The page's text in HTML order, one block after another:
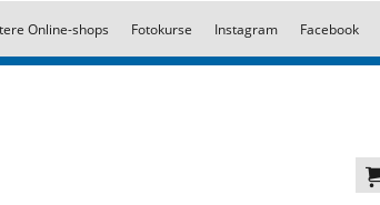
Online-shops Fotokurse Instagram Facebook